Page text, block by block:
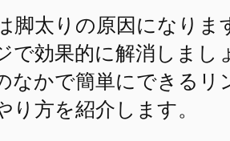
脚太りの原因になりま
で効果的に解消しまし
なかで簡単にできるリ
り方を紹介します。